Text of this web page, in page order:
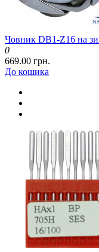
Човник DB1-Z16 на
0
669.00 грн.
До кошика